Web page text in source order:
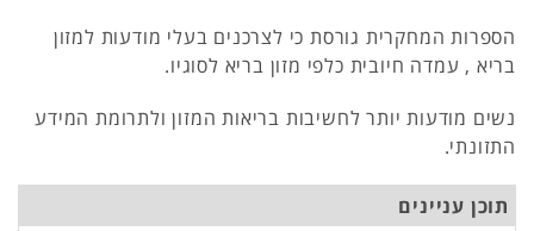
הספרות המחקרית גורסת כי לצרכנים בעלי מודעות למזון
בריא , עמדה חיובית כלפי מזון בריא לסוגיו.
נשים מודעות יותר לחשיבות בריאות המזון ולתרומת המידע
התזונתי.
תוכן עניינים